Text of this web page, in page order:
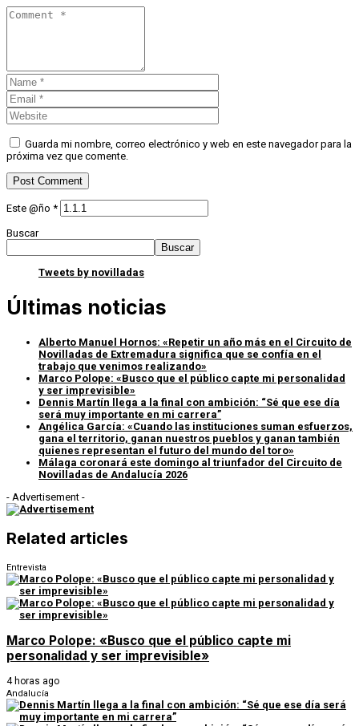
Guarda mi nombre, correo electrónico y web en este navegador para la
próxima vez que comente.
Este @ño *
Buscar
Buscar
Tweets by novilladas
Últimas noticias
Alberto Manuel Hornos: «Repetir un año más en el Circuito de
Novilladas de Extremadura significa que se confía en el
trabajo que venimos realizando»
Marco Polope: «Busco que el público capte mi personalidad
y ser imprevisible»
Dennis Martín llega a la final con ambición: “Sé que ese día
será muy importante en mi carrera”
Angélica García: «Cuando las instituciones suman esfuerzos,
gana el territorio, ganan nuestros pueblos y ganan también
quienes representan el futuro del mundo del toro»
Málaga coronará este domingo al triunfador del Circuito de
Novilladas de Andalucía 2026
- Advertisement -
Related articles
Entrevista
Marco Polope: «Busco que el público capte mi
personalidad y ser imprevisible»
4 horas ago
Andalucía